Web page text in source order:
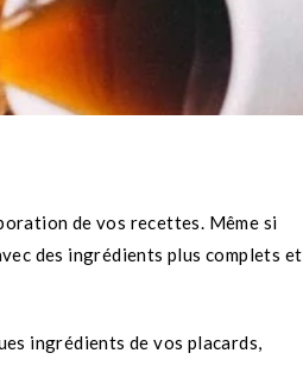
de vos recettes. Même si
des ingrédients plus complets et
ingrédients de vos placards,